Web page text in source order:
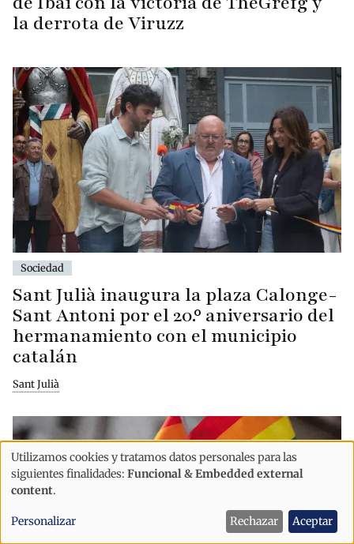
la derrota de Viruzz
Sociedad
Sant Julià inaugura la plaza Calonge-
Sant Antoni por el 20.º aniversario del
hermanamiento con el municipio
catalán
Sant Julià
Uso
de
datos
personales
Utilizamos cookies y tratamos datos personales para las
siguientes finalidades: Funcional & Embedded external
content.
Personalizar Rechazar Aceptar